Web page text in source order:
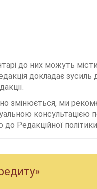
до них можуть
докладає зусиль
змінюється, ми
консультацією
Редакційної